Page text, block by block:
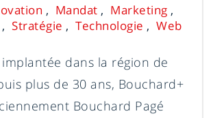
Mandat
Marketing
Stratégie Technologie Web
dans la région de
plus de 30 ans, Bouchard+
Bouchard Pagé